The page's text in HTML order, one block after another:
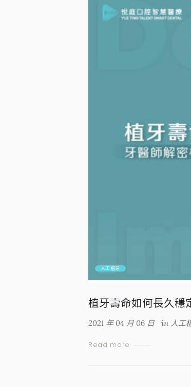
人工植牙
植牙壽命如何長久穩
2021 年 04 月 06 日 in 人工
Read more